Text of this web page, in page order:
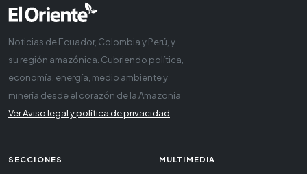
Noticias de Ecuador, Colombia y Perú, y
su región amazónica. Cubriendo política,
economía, energía, medio ambiente y
minería desde el corazón de la Amazonía
Ver Aviso legal y política de privacidad
SECCIONES MULTIMEDIA